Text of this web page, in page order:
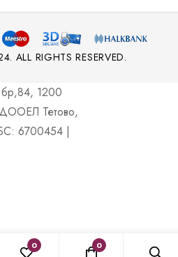
ALL RIGHTS RESERVED.
1200
Тетово,
6700454 |
0 0